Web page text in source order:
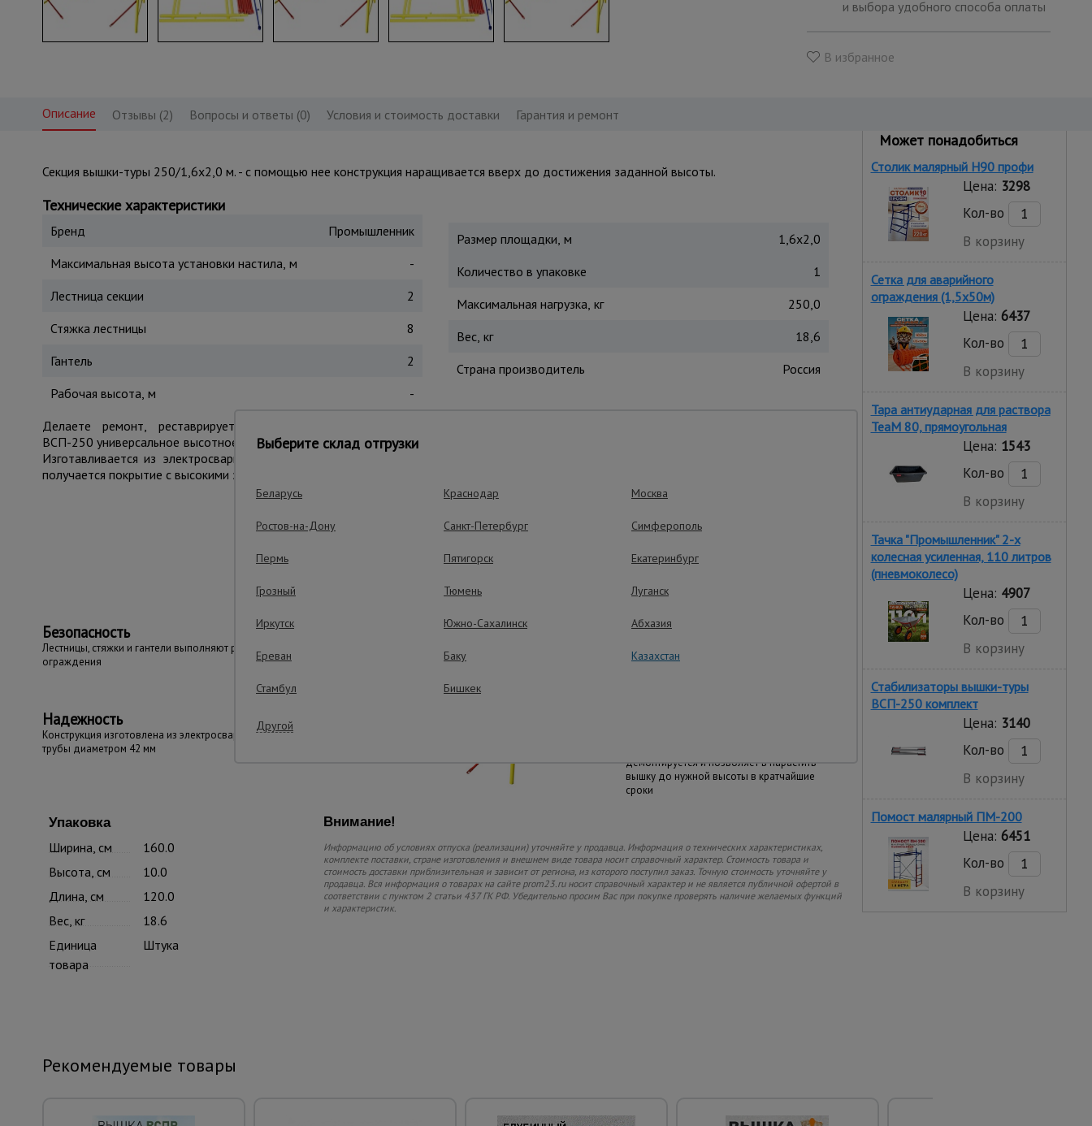
и выбора удобного способа оплаты
В избранное
Описание Отзывы (2) Вопросы и ответы (0) Условия и стоимость доставки Гарантия и ремонт
Секция вышки-туры 250/1,6х2,0 м. - с помощью нее конструкция наращивается вверх до достижения заданной высоты.
Технические характеристики
Бренд
Промышленник
Максимальная высота установки настила, м
-
Лестница секции
2
Стяжка лестницы
8
Гантель
2
Рабочая высота, м
-
Размер площадки, м
1,6x2,0
Количество в упаковке
1
Максимальная нагрузка, кг
250,0
Вес, кг
18,6
Страна производитель
Россия
Делаете ремонт, реставрируете фасад, обслуживаете крышу или собираете урожай – стальная вышка-тура Промышленник
ВСП-250 универсальное высотное оборудование, которое без труда справится со всеми этими задачами. Легко собирается и разбирается.
Изготавливается из электросварной трубы диаметром 42 мм. Все детали окрашиваются по технологии порошковой окраски, в итоге
получается покрытие с высокими защитными и декоративными свойствами.
Безопасность
Лестницы, стяжки и гантели выполняют роль
ограждения
Надежность
Конструкция изготовлена из электросварной
трубы диаметром 42 мм
Прочность
конструкцию жесткой и устойчивой
демонтируется и позволяет в нарастить
вышку до нужной высоты в кратчайшие
сроки
Упаковка
Ширина, см
160.0
Высота, см
10.0
Длина, см
120.0
Вес, кг
18.6
Единица
товара
Штука
Внимание!
Информацию об условиях отпуска (реализации) уточняйте у продавца. Информация о технических характеристиках,
комплекте поставки, стране изготовления и внешнем виде товара носит справочный характер. Стоимость товара и
стоимость доставки приблизительная и зависит от региона, из которого поступил заказ. Точную стоимость уточняйте у
продавца. Вся информация о товарах на сайте prom23.ru носит справочный характер и не является публичной офертой в
соответствии с пунктом 2 статьи 437 ГК РФ. Убедительно просим Вас при покупке проверять наличие желаемых функций
и характеристик.
Может понадобиться
Столик малярный H90 профи
Цена: 3298
Кол-во
В корзину
Сетка для аварийного
ограждения (1,5х50м)
Цена: 6437
Кол-во
В корзину
Тара антиударная для раствора
TeaM 80, прямоугольная
Цена: 1543
Кол-во
В корзину
Тачка "Промышленник" 2-х
колесная усиленная, 110 литров
(пневмоколесо)
Цена: 4907
Кол-во
В корзину
Стабилизаторы вышки-туры
ВСП-250 комплект
Цена: 3140
Кол-во
В корзину
Помост малярный ПМ-200
Цена: 6451
Кол-во
В корзину
Рекомендуемые товары
Выберите склад отгрузки
Беларусь Краснодар Москва
Ростов-на-Дону Санкт-Петербург Симферополь
Пермь Пятигорск Екатеринбург
Грозный Тюмень Луганск
Иркутск Южно-Сахалинск Абхазия
Ереван Баку Казахстан
Стамбул Бишкек
Другой